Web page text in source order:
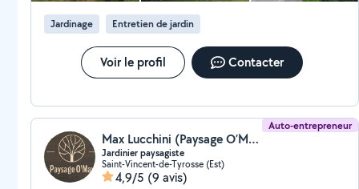
Jardinage Entretien de jardin
Voir le profil Contacter
Auto-entrepreneur
Max Lucchini (Paysage O’Max)
Jardinier paysagiste
Saint-Vincent-de-Tyrosse (Est)
4,9/5 (9 avis)